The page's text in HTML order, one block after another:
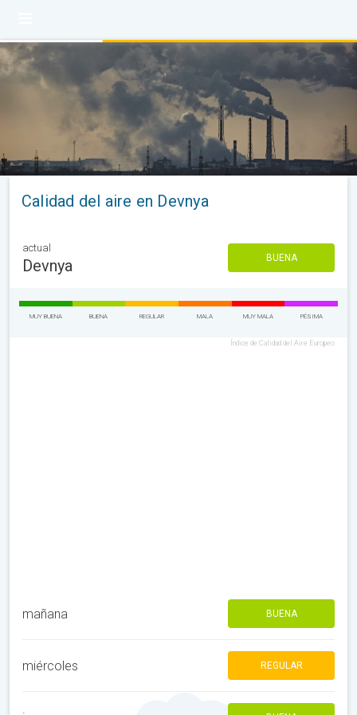
Calidad del aire en Devnya
actual
Devnya BUENA
MUY BUENA BUENA REGULAR MALA MUY MALA PÉSIMA
Índice de Calidad del Aire Europeo
mañana BUENA
miércoles REGULAR